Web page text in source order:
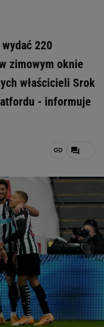
220
zimowym oknie
właścicieli Srok
- informuje